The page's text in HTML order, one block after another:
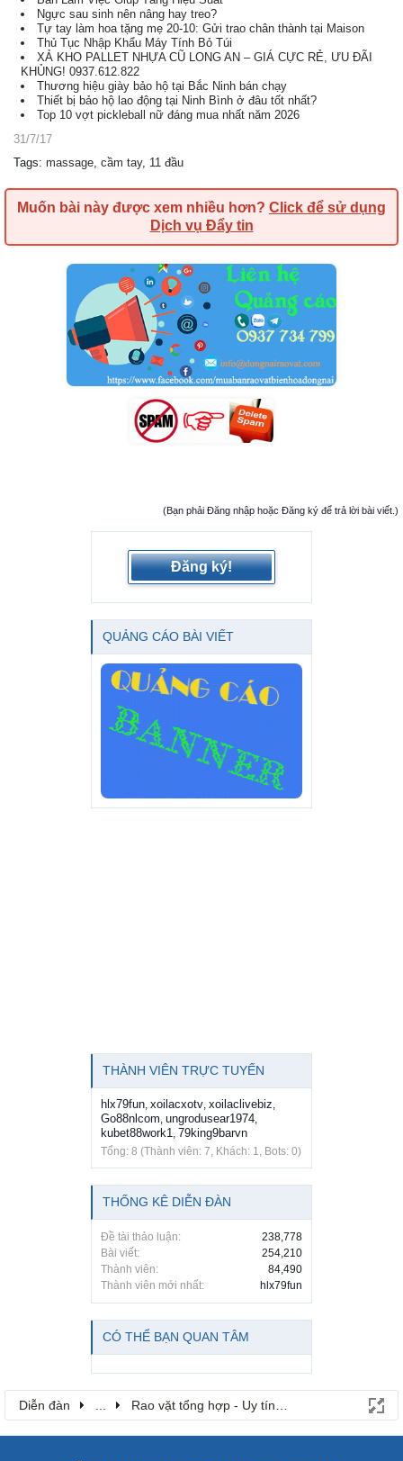
Ngực sau sinh nên nâng hay treo?
Tự tay làm hoa tặng mẹ 20-10: Gửi trao chân thành tại Maison
Thủ Tục Nhập Khẩu Máy Tính Bỏ Túi
XẢ KHO PALLET NHỰA CŨ LONG AN – GIÁ CỰC RẺ, ƯU ĐÃI
KHỦNG! 0937.612.822
Thương hiệu giày bảo hộ tại Bắc Ninh bán chạy
Thiết bị bảo hộ lao động tại Ninh Bình ở đâu tốt nhất?
Top 10 vợt pickleball nữ đáng mua nhất năm 2026
31/7/17
Tags: massage, cầm tay, 11 đầu
Muốn bài này được xem nhiều hơn? Click để sử dụng
Dịch vụ Đẩy tin
(Bạn phải Đăng nhập hoặc Đăng ký để trả lời bài viết.)
Đăng ký!
QUẢNG CÁO BÀI VIẾT
THÀNH VIÊN TRỰC TUYẾN
hlx79fun xoilacxotv xoilaclivebiz
Go88nlcom ungrodusear1974
kubet88work1 79king9barvn
Tổng: 8 (Thành viên: 7, Khách: 1, Bots: 0)
THỐNG KÊ DIỄN ĐÀN
Đề tài thảo luận:
238,778
Bài viết:
254,210
Thành viên:
84,490
Thành viên mới nhất:
hlx79fun
CÓ THỂ BẠN QUAN TÂM
Diễn đàn Rao vặt tổng hợp - Uy tín - Miễn phí